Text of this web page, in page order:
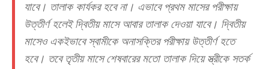
যাবে। তালাক কার্যকর হবে না। এভাবে প্রথম মাসের পরীক্ষায়
উত্তীর্ণ হলেই দ্বিতীয় মাসে আবার তালাক দেওয়া যাবে। দ্বিতীয়
মাসেও একইভাবে স্বামীকে অনাসক্তির পরীক্ষায় উত্তীর্ণ হতে
হবে। তবে তৃতীয় মাসে শেষবারের মতো তালাক দিয়ে স্ত্রীকে সতর্ক